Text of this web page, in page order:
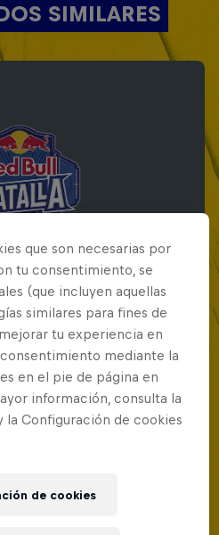
SIMILARES
Torneo de Plazas
que son necesarias por
tu consentimiento, se
(que incluyen aquellas
similares para fines de
tu experiencia en
mediante la
en el pie de página en
información, consulta la
la Configuración de cookies
de cookies